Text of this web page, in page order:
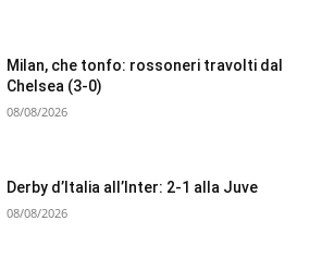
Milan, che tonfo: rossoneri travolti dal
Chelsea (3-0)
08/08/2026
Derby d’Italia all’Inter: 2-1 alla Juve
08/08/2026